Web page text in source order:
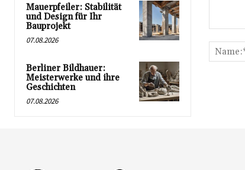
Mauerpfeiler: Stabilität
und Design für Ihr
Bauprojekt
07.08.2026
Berliner Bildhauer:
Meisterwerke und ihre
Geschichten
07.08.2026